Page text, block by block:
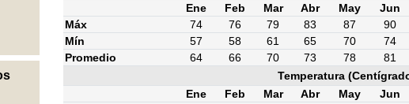
Ene
Feb Mar Abr May Jun
Máx
74 76 79 83 87 90
Mín
57 58 61 65 70 74
Promedio
64 66 70 73 78 81
Temperatura
Ene
Feb Mar Abr May Jun